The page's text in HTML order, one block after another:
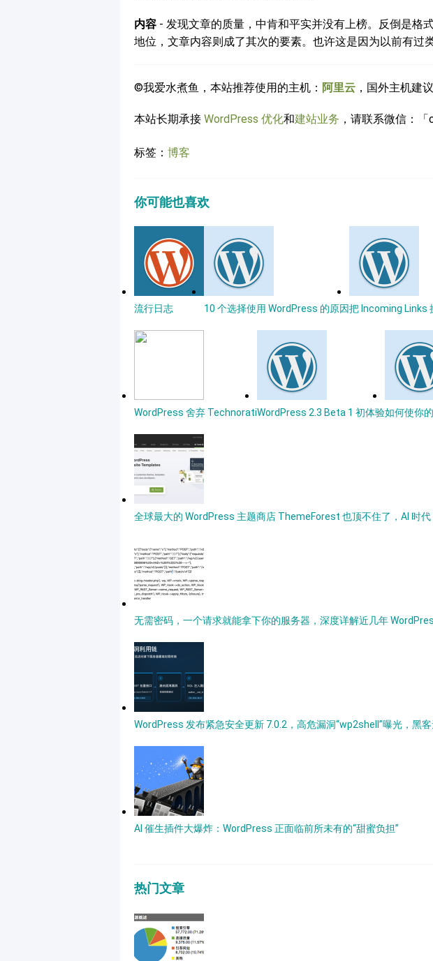
内容 - 发现文章的质量，中肯和平实并没有上榜。反倒是格
地位，文章内容则成了其次的要素。也许这是因为以前有过
©我爱水煮鱼，本站推荐使用的主机： 阿里云 ，国外主机建
本站长期承接 WordPress 优化和建站业务 ，请联系微信：「
标签： 博客
你可能也喜欢
流行日志 10 个选择使用 WordPress 的原因 把
WordPress 舍弃 TechnoratiWordPress 2.3 Beta 1 初体验如何使你
全球最大的 WordPress 主题商店 ThemeForest 也顶不住了，AI 时
无需密码，一个请求就能拿下你的服务器，深度详解近几年
WordPress 发布紧急安全更新 7.0.2，高危漏洞“wp2shell”曝光，黑
AI 催生插件大爆炸：WordPress 正面临前所未有的“甜蜜负担”
热门文章